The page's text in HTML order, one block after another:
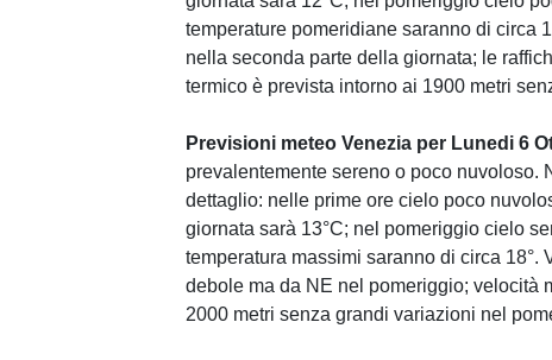
temperature pomeridiane saranno di circa
nella seconda parte della giornata; le
termico è prevista intorno ai 1900 metri
Previsioni meteo Venezia per Lunedi 6
prevalentemente sereno o poco nuvoloso.
dettaglio: nelle prime ore cielo poco
giornata sarà 13°C; nel pomeriggio cielo
temperatura massimi saranno di circa
debole ma da NE nel pomeriggio; velocità
2000 metri senza grandi variazioni nel